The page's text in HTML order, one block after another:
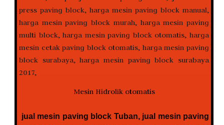
Mesin Hidrolik otomatis
jual mesin paving block Tuban, jual mesin paving